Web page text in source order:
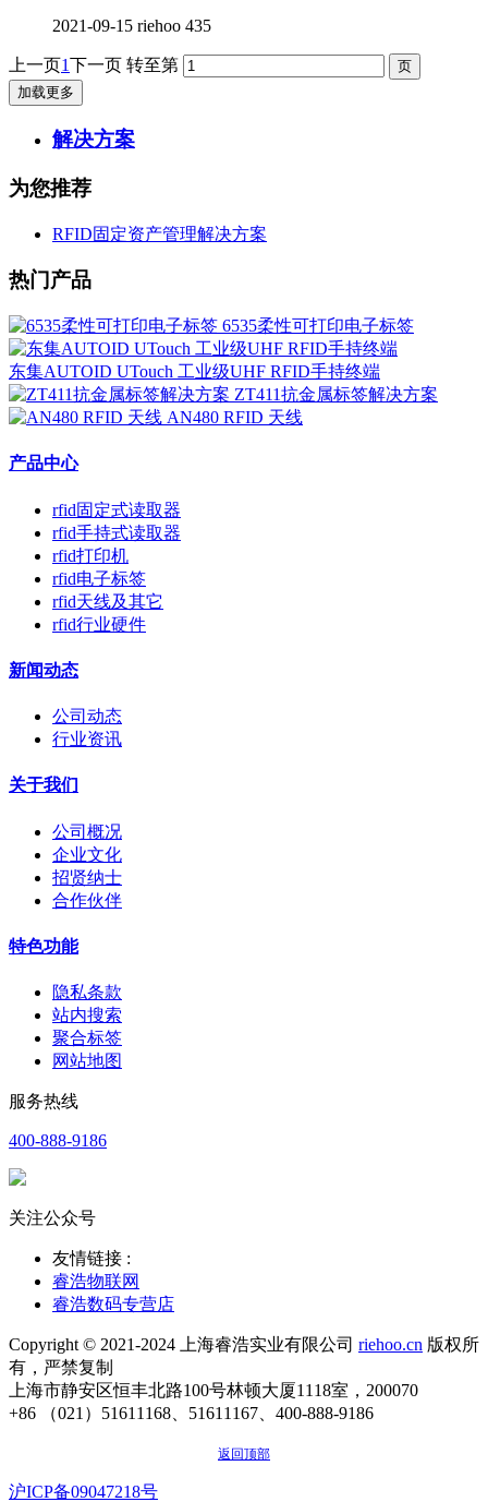
2021-09-15 riehoo 435
上一页1下一页 转至第
加载更多
解决方案
为您推荐
RFID固定资产管理解决方案
热门产品
6535柔性可打印电子标签
东集AUTOID UTouch 工业级UHF RFID手持终端
ZT411抗金属标签解决方案
AN480 RFID 天线
产品中心
rfid固定式读取器
rfid手持式读取器
rfid打印机
rfid电子标签
rfid天线及其它
rfid行业硬件
新闻动态
公司动态
行业资讯
关于我们
公司概况
企业文化
招贤纳士
合作伙伴
特色功能
隐私条款
站内搜索
聚合标签
网站地图
服务热线
400-888-9186
关注公众号
友情链接 :
睿浩物联网
睿浩数码专营店
Copyright © 2021-2024 上海睿浩实业有限公司 riehoo.cn 版权所
有，严禁复制
上海市静安区恒丰北路100号林顿大厦1118室，200070
+86 （021）51611168、51611167、400-888-9186
返回顶部
沪ICP备09047218号